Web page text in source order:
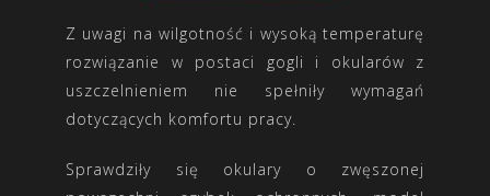
Z uwagi na wilgotność i wysoką temperaturę
rozwiązanie w postaci gogli i okularów z
uszczelnieniem nie spełniły wymagań
dotyczących komfortu pracy.
Sprawdziły się okulary o zwęszonej